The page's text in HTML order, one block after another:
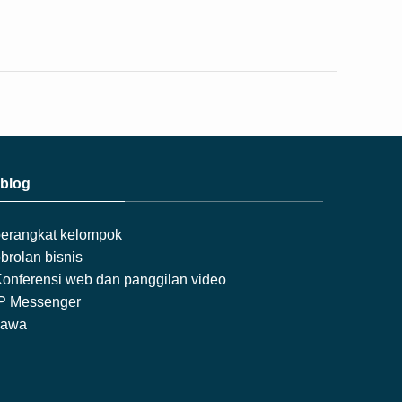
blog
kelompok
bisnis
web dan panggilan video
Messenger